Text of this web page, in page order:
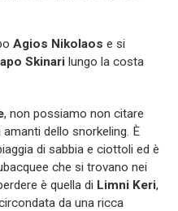
Agios Nikolaos e si
Skinari lungo la costa
, non possiamo non citare
dello snorkeling. È
di sabbia e ciottoli ed è
che si trovano nei
è quella di Limni Keri,
da una ricca